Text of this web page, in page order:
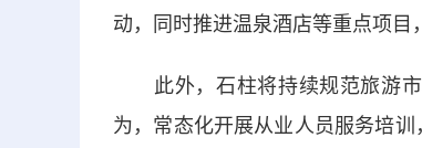
动，同时推进温泉酒店等重点项目
此外，石柱将持续规范旅游市
为，常态化开展从业人员服务培